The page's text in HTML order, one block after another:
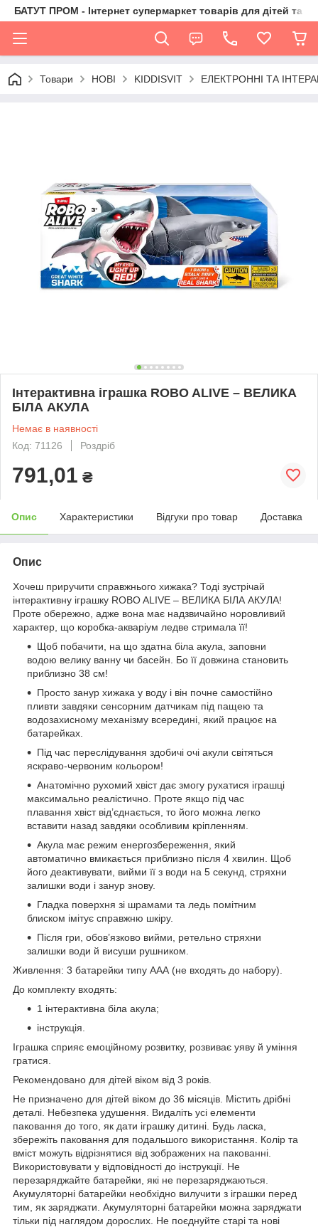
БАТУТ ПРОМ - Інтернет супермаркет товарів для дітей та їх
Товари НОВІ KIDDISVIT ЕЛЕКТРОННІ ТА
Інтерактивна іграшка ROBO ALIVE – ВЕЛИКА
БІЛА АКУЛА
Немає в наявності
Код: 71126
Роздріб
791,01 ₴
Опис Характеристики Відгуки про товар Доставка
Опис
Хочеш приручити справжнього хижака? Тоді зустрічай
інтерактивну іграшку ROBO ALIVE – ВЕЛИКА БІЛА АКУЛА!
Проте обережно, адже вона має надзвичайно норовливий
характер, що коробка-акваріум ледве стримала її!
Щоб побачити, на що здатна біла акула, заповни
водою велику ванну чи басейн. Бо її довжина становить
приблизно 38 см!
Просто занур хижака у воду і він почне самостійно
пливти завдяки сенсорним датчикам під пащею та
водозахисному механізму всередині, який працює на
батарейках.
Під час переслідування здобичі очі акули світяться
яскраво-червоним кольором!
Анатомічно рухомий хвіст дає змогу рухатися іграшці
максимально реалістично. Проте якщо під час
плавання хвіст від’єднається, то його можна легко
вставити назад завдяки особливим кріпленням.
Акула має режим енергозбереження, який
автоматично вмикається приблизно після 4 хвилин. Щоб
його деактивувати, вийми її з води на 5 секунд, стряхни
залишки води і занур знову.
Гладка поверхня зі шрамами та ледь помітним
блиском імітує справжню шкіру.
Після гри, обов’язково вийми, ретельно стряхни
залишки води й висуши рушником.
Живлення: 3 батарейки типу ААА (не входять до набору).
До комплекту входять:
1 інтерактивна біла акула;
інструкція.
Іграшка сприяє емоційному розвитку, розвиває уяву й уміння
гратися.
Рекомендовано для дітей віком від 3 років.
Не призначено для дітей віком до 36 місяців. Містить дрібні
деталі. Небезпека удушення. Видаліть усі елементи
паковання до того, як дати іграшку дитині. Будь ласка,
збережіть паковання для подальшого використання. Колір та
вміст можуть відрізнятися від зображених на пакованні.
Використовувати у відповідності до інструкції. Не
перезаряджайте батарейки, які не перезаряджаються.
Акумуляторні батарейки необхідно вилучити з іграшки перед
тим, як заряджати. Акумуляторні батарейки можна заряджати
тільки під наглядом дорослих. Не поєднуйте старі та нові